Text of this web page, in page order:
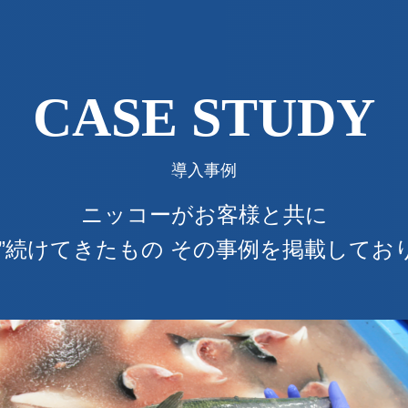
CASE STUDY
導入事例
ニッコーがお客様と共に
続けてきたもの その事例を掲載してお